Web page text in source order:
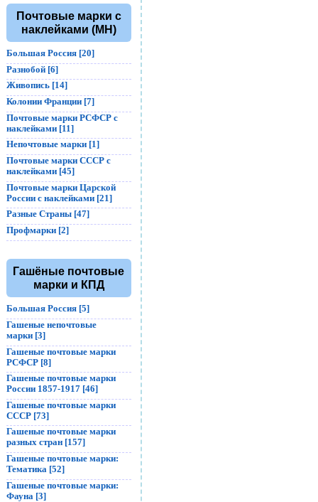
Почтовые марки с
наклейками (MH)
Большая Россия [20]
Разнобой [6]
Живопись [14]
Колонии Франции [7]
Почтовые марки РСФСР с
наклейками [11]
Непочтовые марки [1]
Почтовые марки СССР с
наклейками [45]
Почтовые марки Царской
России с наклейками [21]
Разные Страны [47]
Профмарки [2]
Гашёные почтовые
марки и КПД
Большая Россия [5]
Гашеные непочтовые
марки [3]
Гашеные почтовые марки
РСФСР [8]
Гашеные почтовые марки
России 1857-1917 [46]
Гашеные почтовые марки
СССР [73]
Гашеные почтовые марки
разных стран [157]
Гашеные почтовые марки:
Тематика [52]
Гашеные почтовые марки:
Фауна [3]